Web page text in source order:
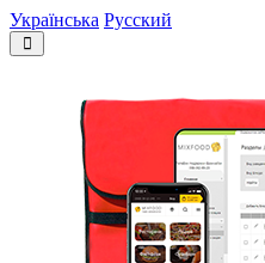
Українська Русский